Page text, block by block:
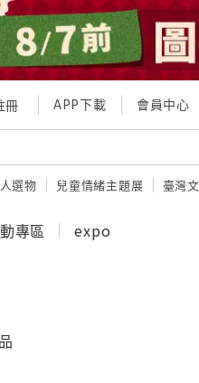
冊 APP下載 會員中心
選物 兒童情緒主題展 臺灣
專區 expo